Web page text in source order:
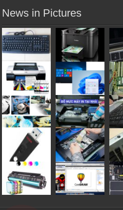
News in Pictures